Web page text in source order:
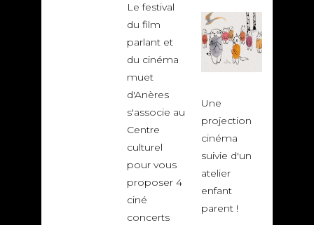
Le festival
du film
parlant et
du cinéma
muet
d'Anères
s'associe au
Centre
culturel
pour vous
proposer 4
ciné
concerts
Une
projection
cinéma
suivie d'un
atelier
enfant
parent !